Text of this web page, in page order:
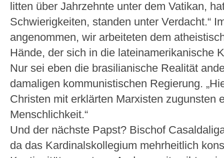
litten über Jahrzehnte unter dem Vatikan,
Schwierigkeiten, standen unter Verdacht.“
angenommen, wir arbeiteten dem
Hände, der sich in die lateinamerikanische
Nur sei eben die brasilianische Realität
damaligen kommunistischen Regierung.
Christen mit erklärten Marxisten zugunsten
Menschlichkeit.“
Und der nächste Papst? Bischof
da das Kardinalskollegium mehrheitlich